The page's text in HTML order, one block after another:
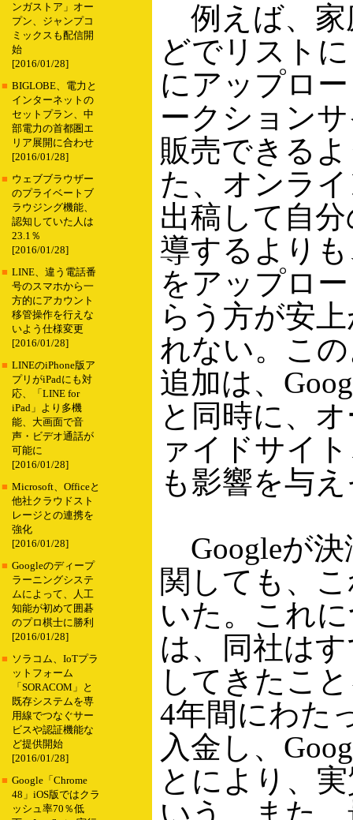
ンガストア」オー
プン、ジャンプコ
ミックスも配信開
始
[2016/01/28]
■ BIGLOBE、電力と
インターネットの
セットプラン、中
部電力の首都圏エ
リア展開に合わせ
[2016/01/28]
■ ウェブブラウザー
のプライベートブ
ラウジング機能、
認知していた人は
23.1％
[2016/01/28]
■ LINE、違う電話番
号のスマホから一
方的にアカウント
移管操作を行えな
いよう仕様変更
[2016/01/28]
■ LINEのiPhone版ア
プリがiPadにも対
応、「LINE for
iPad」より多機
能、大画面で音
声・ビデオ通話が
可能に
[2016/01/28]
■ Microsoft、Officeと
他社クラウドスト
レージとの連携を
強化
[2016/01/28]
■ Googleのディープ
ラーニングシステ
ムによって、人工
知能が初めて囲碁
のプロ棋士に勝利
[2016/01/28]
■ ソラコム、IoTプラ
ットフォーム
「SORACOM」と
既存システムを専
用線でつなぐサー
ビスや認証機能な
ど提供開始
[2016/01/28]
■ Google「Chrome
48」iOS版ではクラ
ッシュ率70％低
例えば、家
どでリスト
にアップロ
ークション
販売できる
た、オンラ
出稿して自
導するよりも
をアップロ
らう方が安
れない。この
追加は、
と同時に、
ァイドサイ
も影響を与
Googleが決
関しても、
いた。これ
は、同社は
してきたこ
4年間にわた
入金し、
とにより、